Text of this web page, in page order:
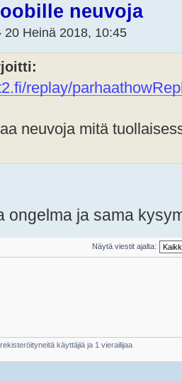
neuvoja
20 Heinä 2018, 10:45
replay/parhaat
neuvoja mitä
ongelma ja sama
Näytä viestit ajalta:
käyttäjiä ja 1 vierailijaa